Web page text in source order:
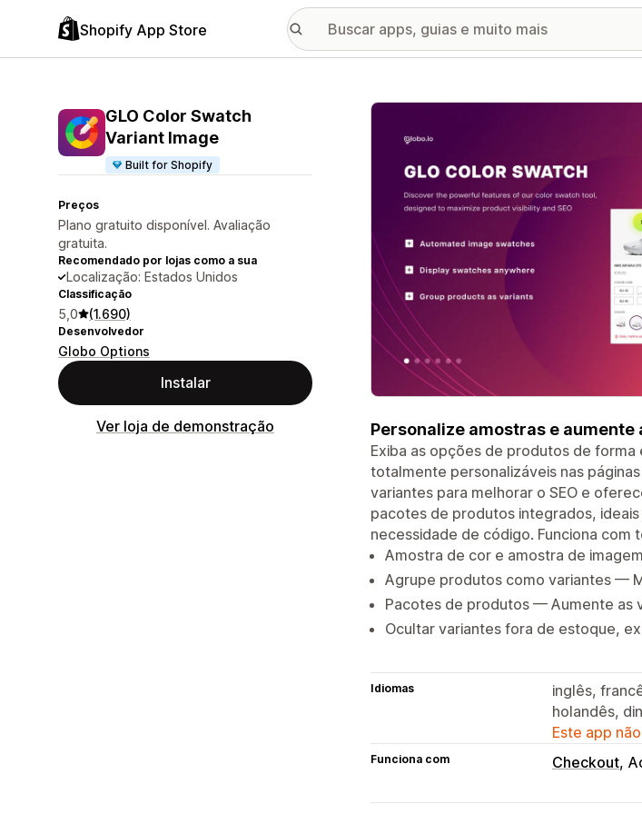
Shopify App Store
GLO Color Swatch
Variant Image
Built for Shopify
Preços
Plano gratuito disponível. Avaliação
gratuita.
Recomendado por lojas como a sua
Localização: Estados Unidos
Classificação
5,0 (1.690)
Desenvolvedor
Globo Options
Instalar
Ver loja de demonstração
Galeria de imagens em destaque
Personalize amostras e
Exiba as opções de produtos de
totalmente personalizáveis nas
variantes para melhorar o SEO e
pacotes de produtos integrados,
necessidade de código. Funciona com
Amostra de cor e amostra de
Agrupe produtos como variantes —
Pacotes de produtos — Aumente as
Ocultar variantes fora de estoque,
Idiomas
inglês,
holandês,
Este app
Funciona com Checkout